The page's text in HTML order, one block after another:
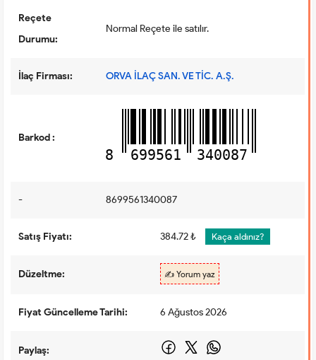
Reçete
Durumu:
Normal Reçete ile satılır.
İlaç Firması: ORVA İLAÇ SAN. VE TİC. A.Ş.
Barkod :
8 699561 340087
- 8699561340087
Satış Fiyatı: 384.72 ₺ Kaça aldınız?
Düzeltme: ✍️ Yorum yaz
Fiyat Güncelleme Tarihi: 6 Ağustos 2026
Paylaş: